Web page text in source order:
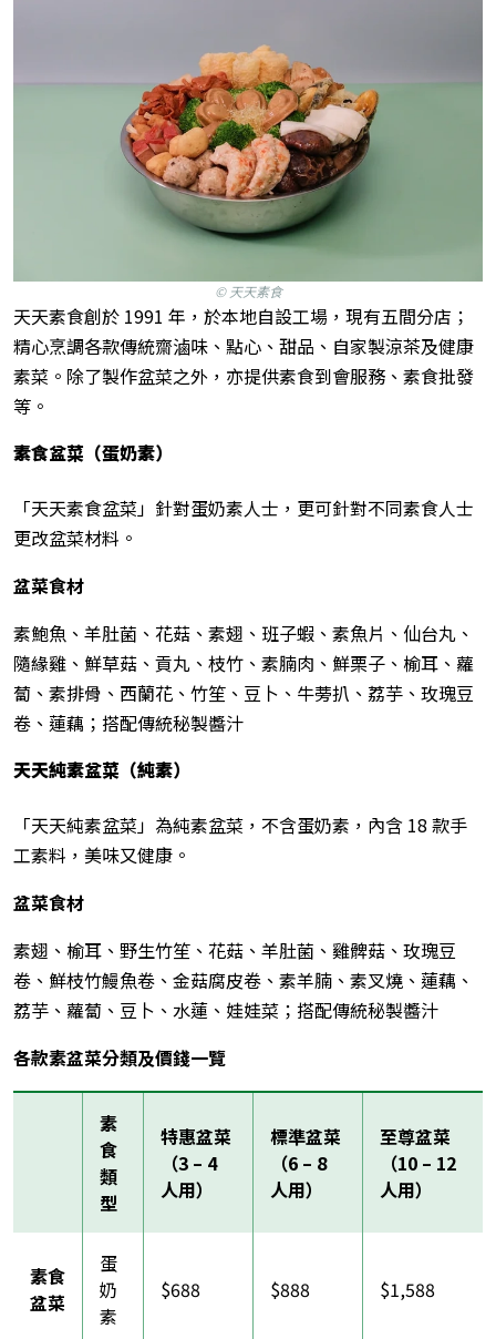
© 天天素食
天天素食創於 1991 年，於本地自設工場，現有五間分店；
精心烹調各款傳統齋滷味、點心、甜品、自家製涼茶及健康
素菜。除了製作盆菜之外，亦提供素食到會服務、素食批發
等。
素食盆菜（蛋奶素）
「天天素食盆菜」針對蛋奶素人士，更可針對不同素食人士
更改盆菜材料。
盆菜食材
素鮑魚、羊肚菌、花菇、素翅、班子蝦、素魚片、仙台丸、
隨緣雞、鮮草菇、貢丸、枝竹、素腩肉、鮮栗子、榆耳、蘿
蔔、素排骨、西蘭花、竹笙、豆卜、牛蒡扒、荔芋、玫瑰豆
卷、蓮藕；搭配傳統秘製醬汁
天天純素盆菜（純素）
「天天純素盆菜」為純素盆菜，不含蛋奶素，內含 18 款手
工素料，美味又健康。
盆菜食材
素翅、榆耳、野生竹笙、花菇、羊肚菌、雞髀菇、玫瑰豆
卷、鮮枝竹鰻魚卷、金菇腐皮卷、素羊腩、素叉燒、蓮藕、
荔芋、蘿蔔、豆卜、水蓮、娃娃菜；搭配傳統秘製醬汁
各款素盆菜分類及價錢一覽
素
食
類
型
特惠盆菜
（3 – 4
人用）
標準盆菜
（6 – 8
人用）
至尊盆菜
（10 – 12
人用）
素食
盆菜
蛋
奶
素
$688 $888 $1,588